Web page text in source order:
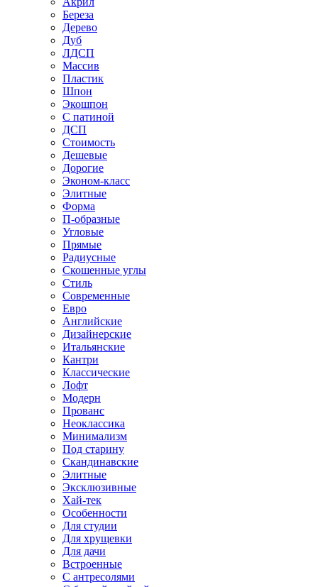
Береза
Дерево
Дуб
ЛДСП
Массив
Пластик
Шпон
Экошпон
С патиной
ДСП
Стоимость
Дешевые
Дорогие
Эконом-класс
Элитные
Форма
П-образные
Угловые
Прямые
Радиусные
Скошенные углы
Стиль
Современные
Евро
Английские
Дизайнерские
Итальянские
Кантри
Классические
Лофт
Модерн
Прованс
Неоклассика
Минимализм
Под старину
Скандинавские
Элитные
Эксклюзивные
Хай-тек
Особенности
Для студии
Для хрущевки
Для дачи
Встроенные
С антресолями